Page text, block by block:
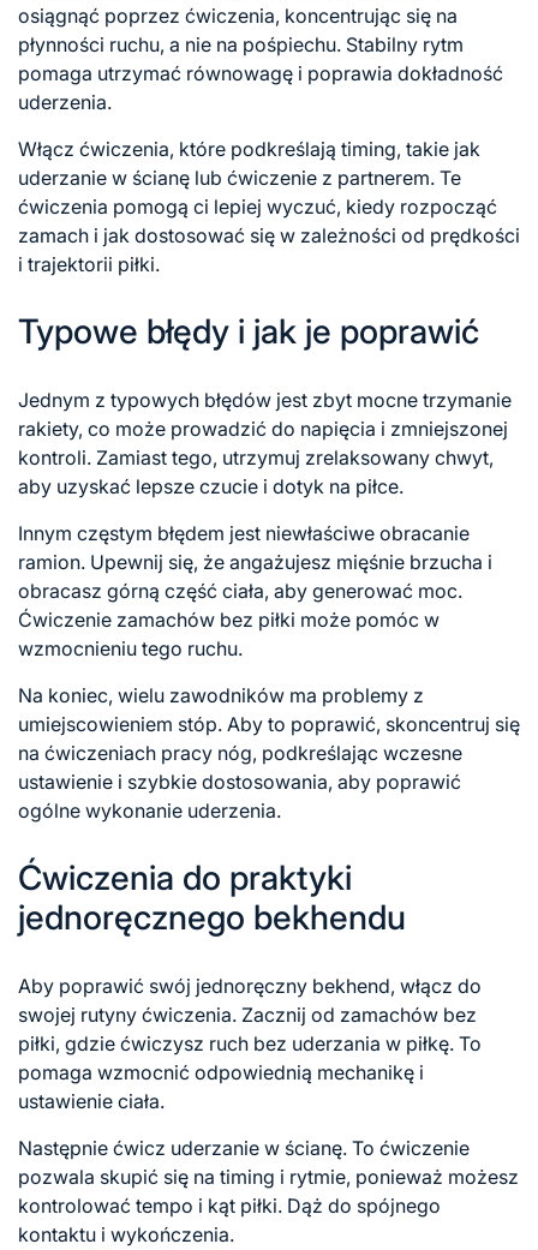
osiągnąć poprzez ćwiczenia, koncentrując się na
płynności ruchu, a nie na pośpiechu. Stabilny rytm
pomaga utrzymać równowagę i poprawia dokładność
uderzenia.
Włącz ćwiczenia, które podkreślają timing, takie jak
uderzanie w ścianę lub ćwiczenie z partnerem. Te
ćwiczenia pomogą ci lepiej wyczuć, kiedy rozpocząć
zamach i jak dostosować się w zależności od prędkości
i trajektorii piłki.
Typowe błędy i jak je poprawić
Jednym z typowych błędów jest zbyt mocne trzymanie
rakiety, co może prowadzić do napięcia i zmniejszonej
kontroli. Zamiast tego, utrzymuj zrelaksowany chwyt,
aby uzyskać lepsze czucie i dotyk na piłce.
Innym częstym błędem jest niewłaściwe obracanie
ramion. Upewnij się, że angażujesz mięśnie brzucha i
obracasz górną część ciała, aby generować moc.
Ćwiczenie zamachów bez piłki może pomóc w
wzmocnieniu tego ruchu.
Na koniec, wielu zawodników ma problemy z
umiejscowieniem stóp. Aby to poprawić, skoncentruj się
na ćwiczeniach pracy nóg, podkreślając wczesne
ustawienie i szybkie dostosowania, aby poprawić
ogólne wykonanie uderzenia.
Ćwiczenia do praktyki
jednoręcznego bekhendu
Aby poprawić swój jednoręczny bekhend, włącz do
swojej rutyny ćwiczenia. Zacznij od zamachów bez
piłki, gdzie ćwiczysz ruch bez uderzania w piłkę. To
pomaga wzmocnić odpowiednią mechanikę i
ustawienie ciała.
Następnie ćwicz uderzanie w ścianę. To ćwiczenie
pozwala skupić się na timing i rytmie, ponieważ możesz
kontrolować tempo i kąt piłki. Dąż do spójnego
kontaktu i wykończenia.